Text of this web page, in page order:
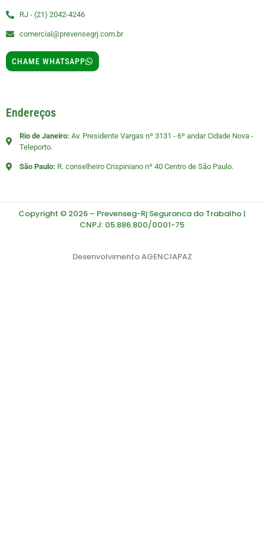
RJ - (21) 2042-4246
comercial@prevensegrj.com.br
CHAME WHATSAPP
Endereços
Rio de Janeiro: Av. Presidente Vargas nº 3131 - 6º andar Cidade Nova -
Teleporto.
São Paulo: R. conselheiro Crispiniano nº 40 Centro de São Paulo.
Copyright © 2026 – Prevenseg-Rj Seguranca do Trabalho |
CNPJ: 05.886.800/0001-75
DesenvolvimentoAGENCIAPAZ